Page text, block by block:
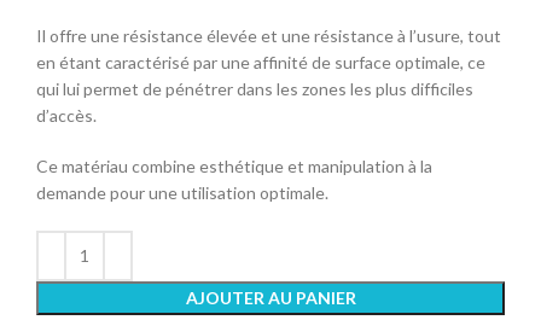
Il offre une résistance élevée et une résistance à l’usure, tout
en étant caractérisé par une affinité de surface optimale, ce
qui lui permet de pénétrer dans les zones les plus difficiles
d’accès.
Ce matériau combine esthétique et manipulation à la
demande pour une utilisation optimale.
AJOUTER AU PANIER